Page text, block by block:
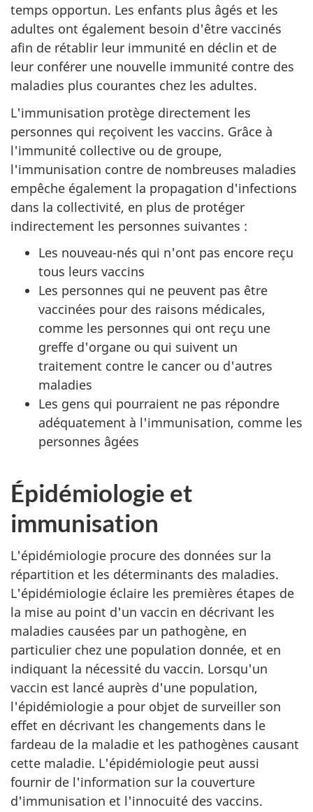
temps opportun. Les enfants plus âgés et les
adultes ont également besoin d'être vaccinés
afin de rétablir leur immunité en déclin et de
leur conférer une nouvelle immunité contre des
maladies plus courantes chez les adultes.
L'immunisation protège directement les
personnes qui reçoivent les vaccins. Grâce à
l'immunité collective ou de groupe,
l'immunisation contre de nombreuses maladies
empêche également la propagation d'infections
dans la collectivité, en plus de protéger
indirectement les personnes suivantes :
Les nouveau-nés qui n'ont pas encore reçu
tous leurs vaccins
Les personnes qui ne peuvent pas être
vaccinées pour des raisons médicales,
comme les personnes qui ont reçu une
greffe d'organe ou qui suivent un
traitement contre le cancer ou d'autres
maladies
Les gens qui pourraient ne pas répondre
adéquatement à l'immunisation, comme les
personnes âgées
Épidémiologie et
immunisation
L'épidémiologie procure des données sur la
répartition et les déterminants des maladies.
L'épidémiologie éclaire les premières étapes de
la mise au point d'un vaccin en décrivant les
maladies causées par un pathogène, en
particulier chez une population donnée, et en
indiquant la nécessité du vaccin. Lorsqu'un
vaccin est lancé auprès d'une population,
l'épidémiologie a pour objet de surveiller son
effet en décrivant les changements dans le
fardeau de la maladie et les pathogènes causant
cette maladie. L'épidémiologie peut aussi
fournir de l'information sur la couverture
d'immunisation et l'innocuité des vaccins.